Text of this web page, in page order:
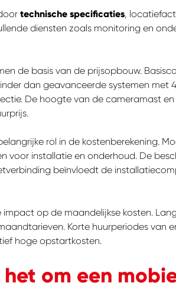
technische specificaties ,
diensten zoals monitoring en
de basis van de prijsopbouw.
dan geavanceerde systemen met
De hoogte van de cameramast
rol in de kostenberekening.
voor installatie en onderhoud. De
beïnvloedt de
op de maandelijkse kosten.
Korte huurperiodes van
hoge opstartkosten.
om een